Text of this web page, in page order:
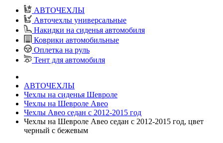
АВТОЧЕХЛЫ
Авточехлы универсальные
Накидки на сиденья автомобиля
Коврики автомобильные
Оплетка на руль
Тент для автомобиля
АВТОЧЕХЛЫ
Чехлы на сиденья Шевроле
Чехлы на Шевроле Авео
Чехлы Авео седан с 2012-2015 год
Чехлы на Шевроле Авео седан с 2012-2015 год, цвет
черный с бежевым